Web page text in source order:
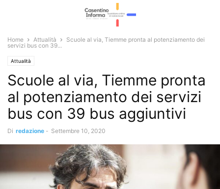
Home Attualità
Scuole al via, Tiemme pronta al potenziamento dei
servizi bus con 39...
Attualità
Scuole al via, Tiemme pronta
al potenziamento dei servizi
bus con 39 bus aggiuntivi
Di redazione - Settembre 10, 2020